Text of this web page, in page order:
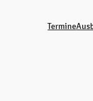
Termine